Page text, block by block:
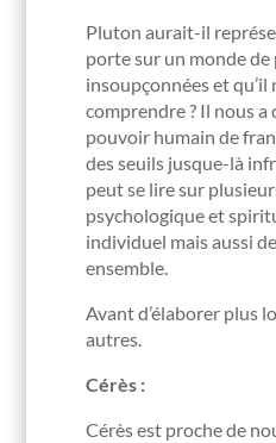
Pluton aurait-il
porte sur un monde
insoupçonnées et qu’il
comprendre ? Il nous
pouvoir humain de
des seuils jusque-là
peut se lire sur
psychologique et
individuel mais aussi
ensemble.
Avant d’élaborer plus
autres.
Cérès :
Cérès est proche de